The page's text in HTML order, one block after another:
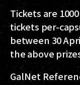
Tickets are
tickets per-
between 30
the above
GalNet